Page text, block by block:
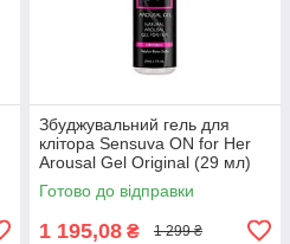
Збуджувальний гель для
клітора Sensuva ON for Her
Arousal Gel Original (29 мл)
рідкий вібратор
Готово до відправки
1 195,08 ₴ 1 299 ₴